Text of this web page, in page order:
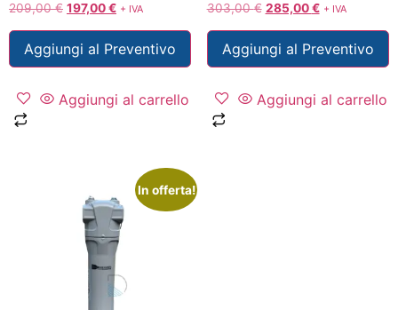
209,00€ 197,00€ + IVA
Aggiungi al Preventivo
Aggiungi al carrello
303,00€ 285,00€ + IVA
Aggiungi al Preventivo
Aggiungi al carrello
In offerta!